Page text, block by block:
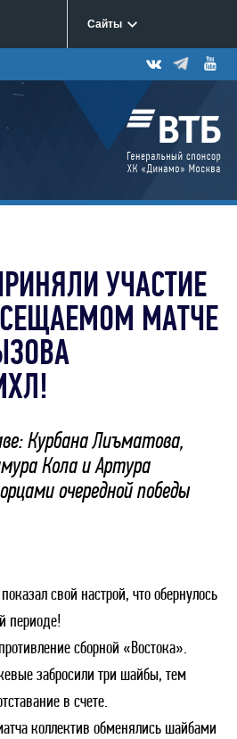
Сайты
УЧАСТИЕ
МАТЧЕ
Курбана Лиъматова,
Кола и Артура
очередной победы
свой настрой, что обернулось
периоде!
сборной «Востока».
забросили три шайбы, тем
в счете.
коллектив обменялись шайбами